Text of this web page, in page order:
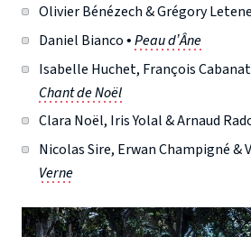
Olivier Bénézech & Grégory
Daniel Bianco •Peau d’Âne
Isabelle Huchet, François
Chant de Noël
Clara Noël, Iris Yolal & Arnaud
Nicolas Sire, Erwan Champigné &
Verne